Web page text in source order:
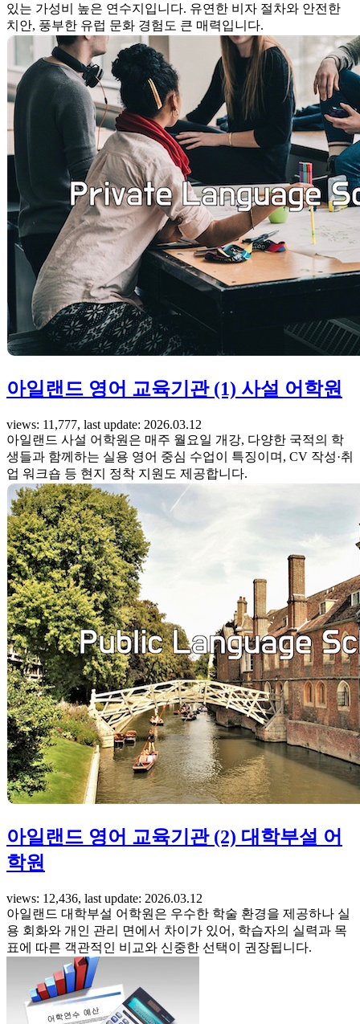
있는 가성비 높은 연수지입니다. 유연한 비자 절차와 안전한
치안, 풍부한 유럽 문화 경험도 큰 매력입니다.
아일랜드 영어 교육기관 (1) 사설 어학원
views: 11,777, last update: 2026.03.12
아일랜드 사설 어학원은 매주 월요일 개강, 다양한 국적의 학
생들과 함께하는 실용 영어 중심 수업이 특징이며, CV 작성·취
업 워크숍 등 현지 정착 지원도 제공합니다.
아일랜드 영어 교육기관 (2) 대학부설 어
학원
views: 12,436, last update: 2026.03.12
아일랜드 대학부설 어학원은 우수한 학술 환경을 제공하나 실
용 회화와 개인 관리 면에서 차이가 있어, 학습자의 실력과 목
표에 따른 객관적인 비교와 신중한 선택이 권장됩니다.